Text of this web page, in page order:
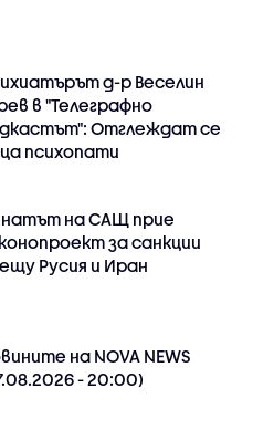
д-р Веселин
в "Телеграфно
Отглеждат се
психопати
на САЩ прие
за санкции
Русия и Иран
на NOVA NEWS
- 20:00)